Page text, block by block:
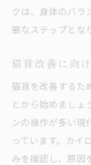
クは、身体のバラ
要なステップとな
猫背改善に向
猫背を改善するた
とから始めましょ
ンの操作が多い現
っています。カイ
みを確認し、原因